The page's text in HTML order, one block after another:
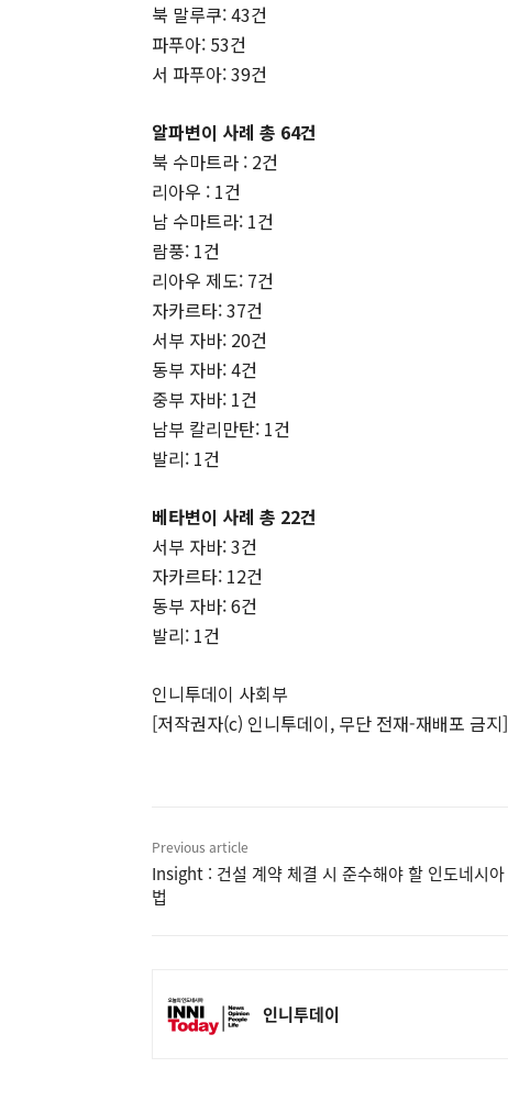
북 말루쿠: 43건
파푸아: 53건
서 파푸아: 39건
알파변이 사례 총 64건
북 수마트라 : 2건
리아우 : 1건
남 수마트라: 1건
람풍: 1건
리아우 제도: 7건
자카르타: 37건
서부 자바: 20건
동부 자바: 4건
중부 자바: 1건
남부 칼리만탄: 1건
발리: 1건
베타변이 사례 총 22건
서부 자바: 3건
자카르타: 12건
동부 자바: 6건
발리: 1건
인니투데이 사회부
[저작권자(c) 인니투데이, 무단 전재-재배포 금지]
Previous article
Insight : 건설 계약 체결 시 준수해야 할 인도네시아
법
인니투데이